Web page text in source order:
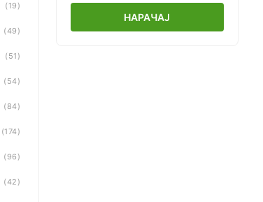
(19)
(49)
(51)
(54)
(84)
(174)
(96)
(42)
НАРАЧАЈ